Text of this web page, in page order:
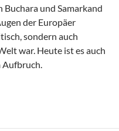
Buchara und Samarkand
der Europäer
sondern auch
war. Heute ist es auch
Aufbruch.
Land im Aufbruch